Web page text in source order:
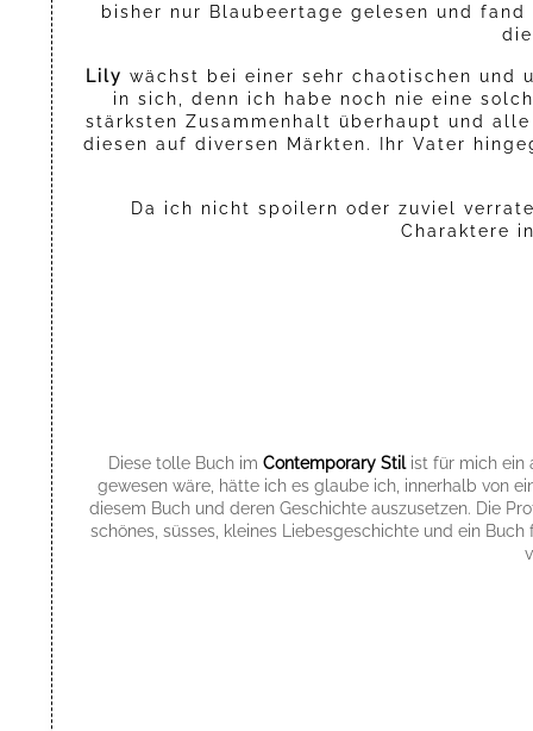
bisher nur Blaubeertage gelesen und
Lily wächst bei einer sehr chaotischen und
in sich, denn ich habe noch nie eine
stärksten Zusammenhalt überhaupt und
diesen auf diversen Märkten. Ihr Vater
Da ich nicht spoilern oder zuviel
Charaktere
Diese tolle Buch im Contemporary Stilist für mich ein
gewesen wäre, hätte ich es glaube ich, innerhalb von
diesem Buch und deren Geschichte auszusetzen. Die
schönes, süsses, kleines Liebesgeschichte und ein